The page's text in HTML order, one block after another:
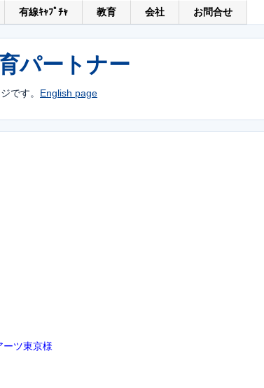
有線ｷｬﾌﾟﾁｬ 教育 会社 お問合せ
パートナー
です。 English page
ーツ東京様